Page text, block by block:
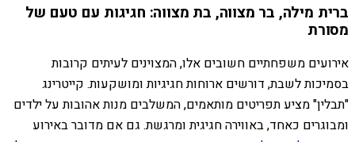
ברית מילה, בר מצווה, בת מצווה: חגיגות עם טעם של
מסורת
אירועים משפחתיים חשובים אלו, המצוינים לעיתים קרובות
בסמיכות לשבת, דורשים ארוחות חגיגיות ומושקעות. קייטרינג
"תבלין" מציע תפריטים מותאמים, המשלבים מנות אהובות על ילדים
ומבוגרים כאחד, באווירה חגיגית ומרגשת. גם אם מדובר באירוע